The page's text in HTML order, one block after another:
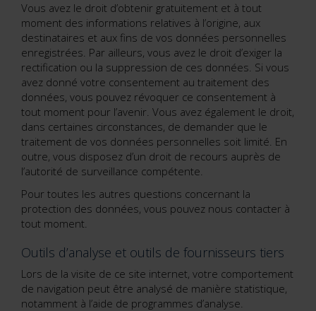
Vous avez le droit d’obtenir gratuitement et à tout
moment des informations relatives à l’origine, aux
destinataires et aux fins de vos données personnelles
enregistrées. Par ailleurs, vous avez le droit d’exiger la
rectification ou la suppression de ces données. Si vous
avez donné votre consentement au traitement des
données, vous pouvez révoquer ce consentement à
tout moment pour l’avenir. Vous avez également le droit,
dans certaines circonstances, de demander que le
traitement de vos données personnelles soit limité. En
outre, vous disposez d’un droit de recours auprès de
l’autorité de surveillance compétente.
Pour toutes les autres questions concernant la
protection des données, vous pouvez nous contacter à
tout moment.
Outils d’analyse et outils de fournisseurs tiers
Lors de la visite de ce site internet, votre comportement
de navigation peut être analysé de manière statistique,
notamment à l’aide de programmes d’analyse.